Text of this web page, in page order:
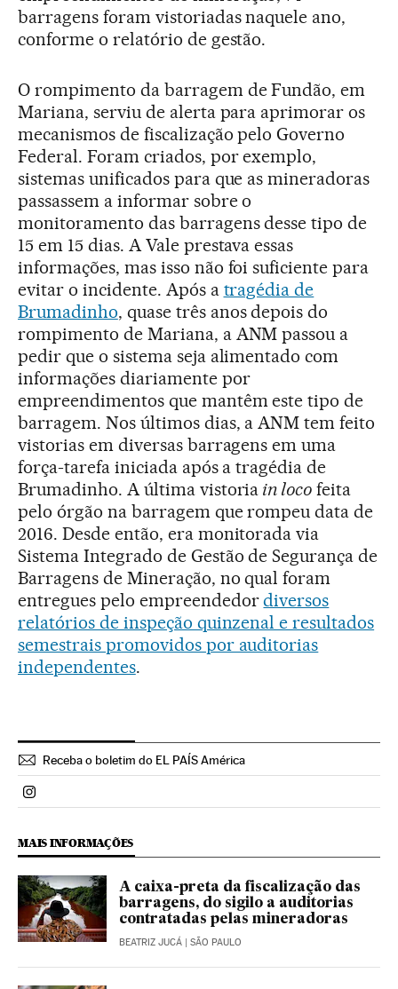
barragens foram vistoriadas naquele ano,
conforme o relatório de gestão.
O rompimento da barragem de Fundão, em
Mariana, serviu de alerta para aprimorar os
mecanismos de fiscalização pelo Governo
Federal. Foram criados, por exemplo,
sistemas unificados para que as mineradoras
passassem a informar sobre o
monitoramento das barragens desse tipo de
15 em 15 dias. A Vale prestava essas
informações, mas isso não foi suficiente para
evitar o incidente. Após a tragédia de
Brumadinho, quase três anos depois do
rompimento de Mariana, a ANM passou a
pedir que o sistema seja alimentado com
informações diariamente por
empreendimentos que mantêm este tipo de
barragem. Nos últimos dias, a ANM tem feito
vistorias em diversas barragens em uma
força-tarefa iniciada após a tragédia de
Brumadinho. A última vistoria in loco feita
pelo órgão na barragem que rompeu data de
2016. Desde então, era monitorada via
Sistema Integrado de Gestão de Segurança de
Barragens de Mineração, no qual foram
entregues pelo empreendedordiversos
relatórios de inspeção quinzenal e resultados
semestrais promovidos por auditorias
independentes.
Receba o boletim do EL PAÍS América
Politica El País Brasil en Instagram
MAIS INFORMAÇÕES
A caixa-preta da fiscalização das
barragens, do sigilo a auditorias
contratadas pelas mineradoras
BEATRIZ JUCÁ | SÃO PAULO